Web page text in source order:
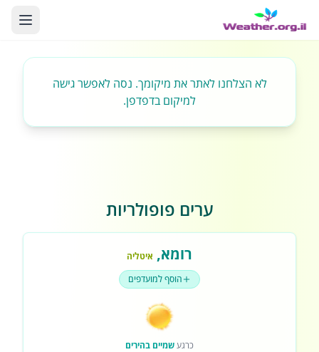
לא הצלחנו לאתר את מיקומך. נסה לאפשר גישה
למיקום בדפדפן.
ערים פופולריות
רומא, איטליה
הוסף למועדפים
כרגעשמיים בהירים